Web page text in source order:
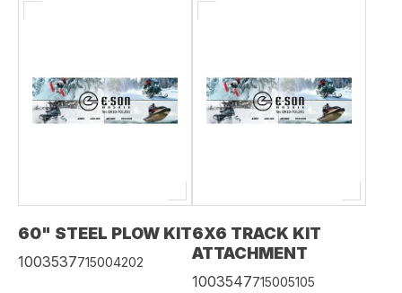
60" STEEL PLOW KIT
1003537715004202
6X6 TRACK KIT
ATTACHMENT
1003547715005105